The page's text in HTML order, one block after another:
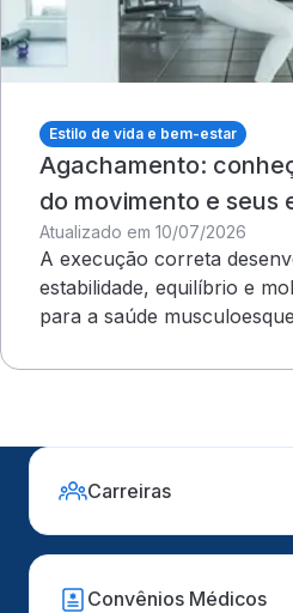
Estilo de vida e bem-estar
Agachamento:
do movimento e seus
Atualizado em 10/07/2026
A execução correta
estabilidade, equilíbrio e
para a saúde
Carreiras
Convênios Médicos